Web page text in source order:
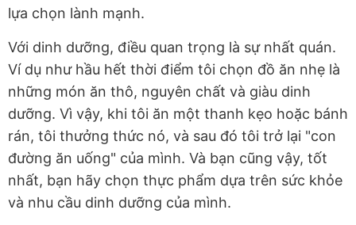
lựa chọn lành mạnh.
Với dinh dưỡng, điều quan trọng là sự nhất quán.
Ví dụ như hầu hết thời điểm tôi chọn đồ ăn nhẹ là
những món ăn thô, nguyên chất và giàu dinh
dưỡng. Vì vậy, khi tôi ăn một thanh kẹo hoặc bánh
rán, tôi thưởng thức nó, và sau đó tôi trở lại "con
đường ăn uống" của mình. Và bạn cũng vậy, tốt
nhất, bạn hãy chọn thực phẩm dựa trên sức khỏe
và nhu cầu dinh dưỡng của mình.